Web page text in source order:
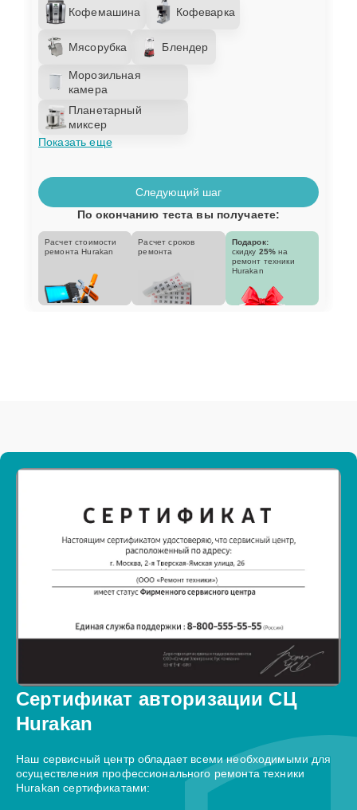
Кофемашина Кофеварка
Мясорубка Блендер
Морозильная
камера
Планетарный
миксер
Показать еще
Следующий шаг
По окончанию теста вы получаете:
Расчет стоимости
ремонта Hurakan
Расчет сроков
ремонта
Подарок:
скидку 25% на
ремонт техники
Hurakan
Сертификат авторизации СЦ
Hurakan
Наш сервисный центр обладает всеми необходимыми для
осуществления профессионального ремонта техники
Hurakan сертификатами: